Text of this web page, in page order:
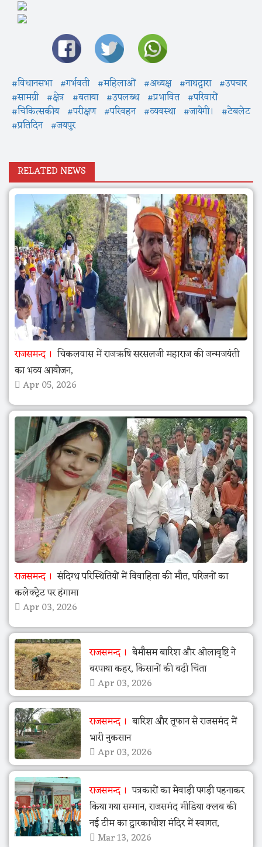
#विधानसभा #गर्भवती #महिलाओं #अध्यक्ष #नाथद्वारा #उपचार
#सामग्री #क्षेत्र #बताया #उपलब्ध #प्रभावित #परिवारों
#चिकित्सकीय #परीक्षण #परिवहन #व्यवस्था #जायेगी।
#टेबलेट
#प्रतिदिन #जयपुर
RELATED NEWS
राजसमन्द
चिकलवास में राजऋषि सरसलजी महाराज की जन्मजयंती
का भव्य आयोजन,
Apr 05, 2026
राजसमन्द
संदिग्ध परिस्थितियों में विवाहिता की मौत, परिजनों का
कलेक्ट्रेट पर हंगामा
Apr 03, 2026
राजसमन्द
बेमौसम बारिश और ओलावृष्टि ने
बरपाया कहर, किसानों की बढ़ी चिंता
Apr 03, 2026
राजसमन्द
बारिश और तूफान से राजसमंद में
भारी नुकसान
Apr 03, 2026
राजसमन्द
पत्रकारों का मेवाड़ी पगड़ी पहनाकर
किया गया सम्मान, राजसमंद मीडिया क्लब की
नई टीम का द्वारकाधीश मंदिर में स्वागत,
Mar 13, 2026